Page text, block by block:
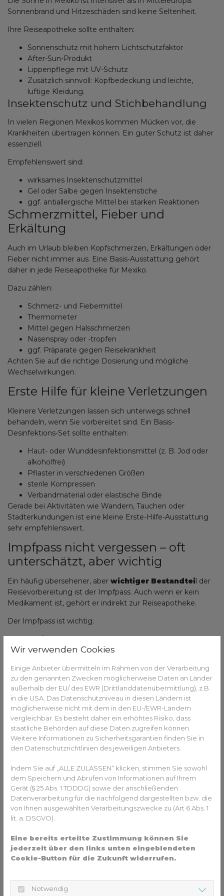
Sonnenbrand und Hitzeschäden sind keine Seltenheit.
Ihre Reiseapotheke sollte enthalten:
Sonnenschutz mit hohem Lichtschutzfaktor
After-Sun-Produkt
Lippenpflege mit UV-Schutz
Zusätzlich sinnvoll: Kopfbedeckung und leichte,
luftige Kleidung.
Insektenschutz und Stichbehandlung
In vielen Regionen Mexikos kommen Mücken vor, die
Krankheiten übertragen können. Ein guter Schutz ist daher
essenziell.
Empfehlenswert sind:
wirksames Insektenschutzmittel
Gel oder Salbe gegen Insektenstiche
ggf. antiallergische Mittel bei starken Reaktionen
Schmerzmittel, Fieber und
Erkältung
Auch im Urlaub bleiben Kopfschmerzen, Erkältungen oder
Fieber nicht immer aus. Eine Basis-Ausstattung gehört
daher in jede Reiseapotheke für Mexiko.
Dazu zählen:
Schmerz- und Fiebermittel
Thermometer
Mittel gegen Halsschmerzen
Nasenspray oder -tropfen
ggf. Präparate gegen Reisekrankheit
Achten Sie auf die richtige Dosierung und mögliche
Wechselwirkungen.
Erste Hilfe für kleine Verletzungen
Kleinere Verletzungen lassen sich unterwegs schnell
behandeln, wenn Sie vorbereitet sind. Ein Basis-
Desinfektions-Set sollte enthalten:
Haut- oder Wunddesinfektionsmittel (z. B. Jod oder
alkoholfrei)
Pflaster in verschiedenen Größen
sterile Kompressen
Verbandmaterial oder elastische Binde
Gerade bei Aktivitäten wie Wandern, Tauchen oder
Stadterkundungen ist eine kleine Erste-Hilfe-Ausstattung
sehr empfehlenswert.
Impfpass nicht vergessen – oft
unterschätzt, aber wichtig
Ein häufig übersehener, aber wichtiger Bestandteil der
Reisevorbereitung ist der Impfpass. Auch wenn er kein
Medikament ist, gehört er indirekt zur Reiseapotheke.
Der Impfpass ist wichtig:
zur Übersicht über bestehende Impfungen
bei Arztbesuchen im Ausland
Hinweis: Vor der Reise nach Mexiko sollte geprüft werden,
ob Standardimpfungen aktuell sindund ob
zusätzliche Reiseimpfungen empfohlen werden.
DasTropeninstituträt zu folgenden Impfungen vor der
Einreise nach Mexiko:
Tetanus
Diphtherie
Hepatitis A
Tollwut
Eine Beratung in der Apotheke oder bei Ihrem Hausarzt
hilft dabei, rechtzeitig vorzusorgen.
Wir verwenden Cookies
Einige Anbieter übermitteln im Rahmen von der Verarbeitung
zu den genannten Zwecken möglicherweise Daten an Länder
außerhalb der EU/ des EWR (Drittlanddatenübermittlung), z.B.
in die USA. Das Datenschutzniveau in diesen Ländern ist
möglicherweise nicht mit dem in den EU-/EWR-Ländern
vergleichbar. Es besteht daher ein erhöhtes Risiko, dass
staatliche Behörden auf diese Daten zugreifen können.
Weitere Informationen zu Sicherheitsgarantien finden Sie in
den Datenschutzrichtlinien des jeweiligen Anbieters.
Indem Sie auf „ALLE ZULASSEN“ klicken, stimmen Sie sowohl
dem Speichern und Abrufen von Informationen auf Ihrem
Gerät (§ 25 Abs. 1 TDDDG) sowie der anschließenden
Datenverarbeitung für die nachfolgend dargestellten bzw. die
von Ihnen ausgewählten Verarbeitungszwecke zu (Art 6 Abs. 1
lit. a. DSGVO).
Eine bereits erteilte Zustimmung können Sie
jederzeit über den links unten eingeblendeten
Cookie-Button für die Zukunft widerrufen.
Notwendig